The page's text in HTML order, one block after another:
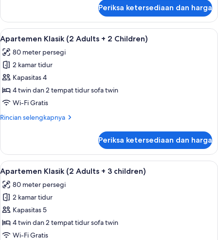
Apartemen
Klasik
Periksa ketersediaan dan harga
Lihat
semua
foto
untuk
Apartemen
Klasik
(2
+
8
Apartemen Klasik (2 Adults + 2 Children)
80 meter persegi
2 kamar tidur
Kapasitas 4
4 twin dan 2 tempat tidur sofa twin
Wi-Fi Gratis
Rincian selengkapnya
Rincian
Apartemen
Klasik
(2
Adults
+
2
Children)
Periksa ketersediaan dan harga
Lihat
semua
foto
untuk
Apartemen
Klasik
(2
8
Apartemen Klasik (2 Adults + 3 children)
80 meter persegi
2 kamar tidur
Kapasitas 5
4 twin dan 2 tempat tidur sofa twin
Wi-Fi Gratis